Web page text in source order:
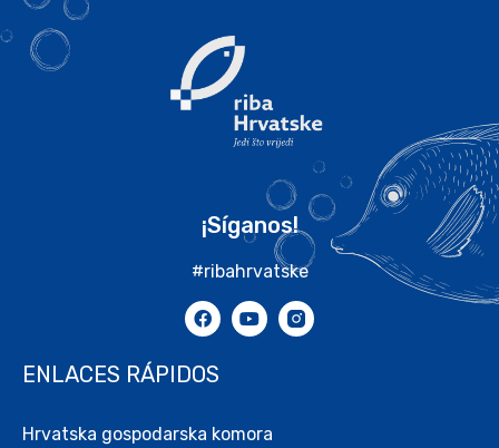
¡Síganos!
#ribahrvatske
ENLACES RÁPIDOS
Hrvatska gospodarska komora